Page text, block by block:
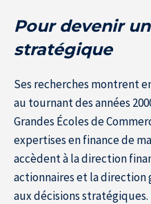
Pour devenir
stratégique
Ses recherches montrent
au tournant des années
Grandes Écoles de
expertises en finance de
accèdent à la direction
actionnaires et la
aux décisions stratégiques.